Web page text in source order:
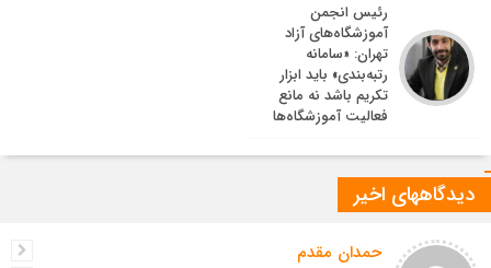
رئیس انجمن
آموزشگاه‌های آزاد
تهران: «سامانه
رتبه‌بندی» باید ابزار
تکریم باشد نه مانع
فعالیت آموزشگاه‌ها
دیدگاههای اخیر
حمدان مقدم